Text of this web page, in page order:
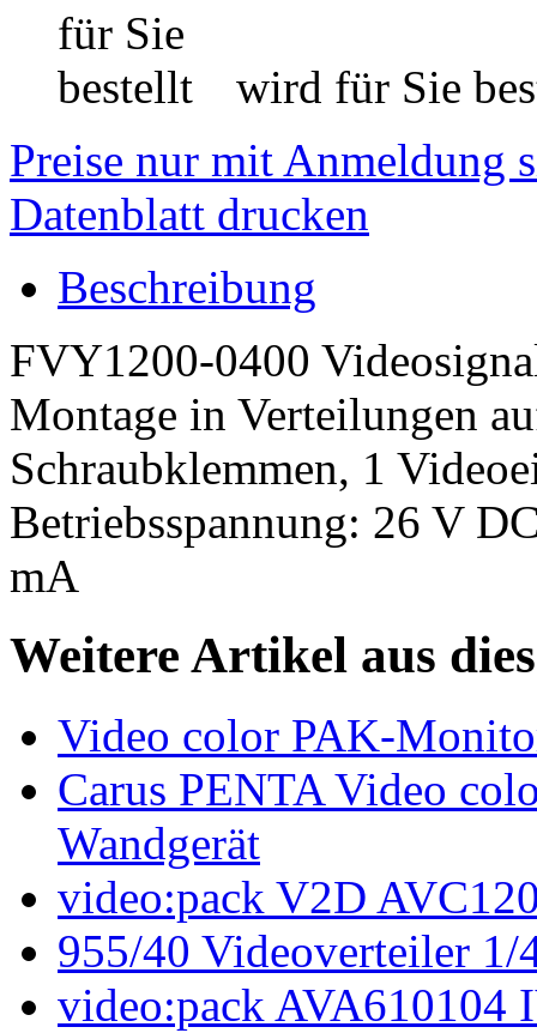
wird für Sie
Preise nur mit Anmeldung
Datenblatt drucken
Beschreibung
FVY1200-0400
Montage in Verteilungen
Schraubklemmen, 1
Betriebsspannung: 26 V
mA
Weitere Artikel aus
Video color PAK-
Carus PENTA Video
Wandgerät
video:pack V2D
955/40 Videoverteiler 1/
video:pack AVA610104